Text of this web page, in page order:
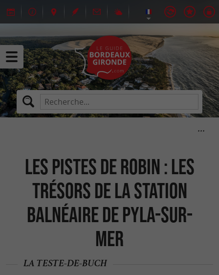
Les Pistes de Robin : les
trésors de la station
balnéaire de Pyla-sur-
Mer
LA TESTE-DE-BUCH